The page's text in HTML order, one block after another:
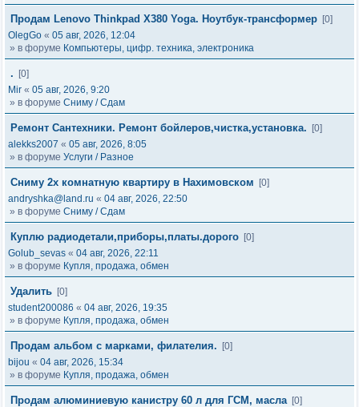
Продам Lenovo Thinkpad X380 Yoga. Ноутбук-трансформер [0]
OlegGo « 05 авг, 2026, 12:04
» в форуме Компьютеры, цифр. техника, электроника
.
[0]
Mir « 05 авг, 2026, 9:20
» в форуме Сниму / Сдам
Ремонт Сантехники. Ремонт бойлеров,чистка,установка.
[0]
alekks2007 « 05 авг, 2026, 8:05
» в форуме Услуги / Разное
Сниму 2х комнатную квартиру в Нахимовском
[0]
andryshka@land.ru « 04 авг, 2026, 22:50
» в форуме Сниму / Сдам
Куплю радиодетали,приборы,платы.дорого [0]
Golub_sevas « 04 авг, 2026, 22:11
» в форуме Купля, продажа, обмен
Удалить [0]
student200086 « 04 авг, 2026, 19:35
» в форуме Купля, продажа, обмен
Продам альбом с марками, филателия.
[0]
bijou « 04 авг, 2026, 15:34
» в форуме Купля, продажа, обмен
Продам алюминиевую канистру 60 л для ГСМ, масла [0]